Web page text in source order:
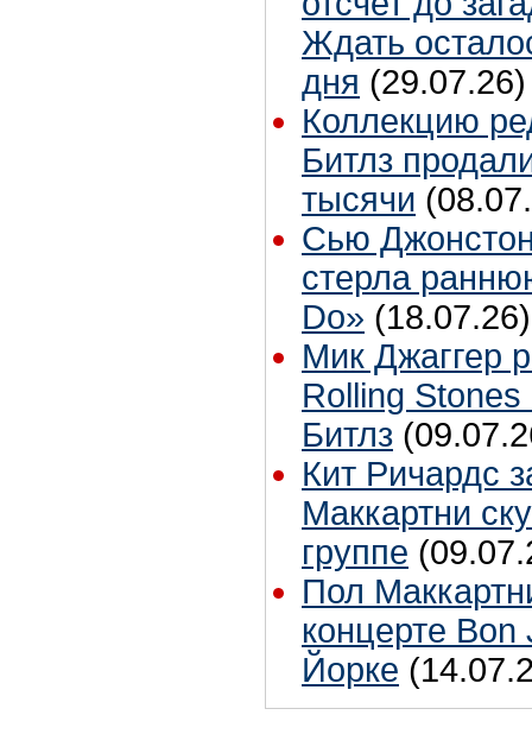
Ждать
дня (29.07.26)
Коллекцию
Битлз
тысячи
Сью
стерла
Do» (18.07.26)
Мик Джаггер
Rolling Stones
Битлз
Кит Ричардс
Маккартни
группе
Пол
концерте
Йорке